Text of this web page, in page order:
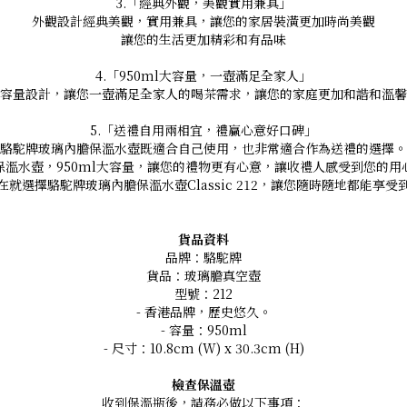
外觀設計經典美觀，實用兼具，讓您的家居裝潢更加時尚美觀
讓您的生活更加精彩和有品味
4.「950ml大容量，一壺滿足全家人」
量設計，讓您一壺滿足全家人的喝茶需求，讓您的家庭更加和諧和溫馨
5.「送禮自用兩相宜，禮贏心意好口碑」
駱駝牌玻璃內膽保溫水壺既適合自己使用，也非常適合作為送禮的選擇。
溫水壺，950ml大容量，讓您的禮物更有心意，讓收禮人感受到您的用
就選擇駱駝牌玻璃內膽保溫水壺Classic 212，讓您隨時隨地都能享受
貨品資料
品牌：駱駝牌
貨品：玻璃膽真空壺
型號：212
- 香港品牌，歷史悠久。
- 容量：950ml
- 尺寸：10.8cm (W) x 30.3cm (H)
檢查保溫壺
收到保溫瓶後，請務必做以下事項：